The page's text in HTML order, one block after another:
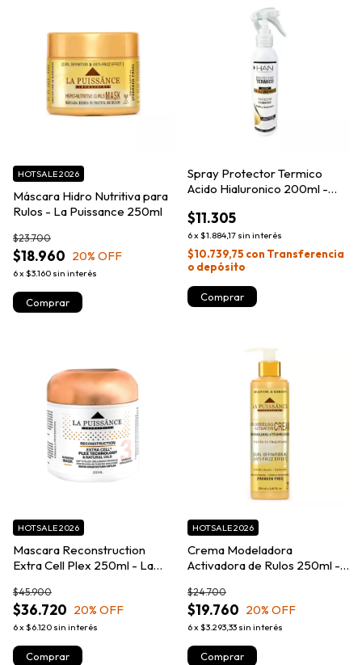
Máscara Hidro Nutritiva para
Rulos - La Puissance 250ml
$18.960
$23.700
20% OFF
6x $3.160 sin interés
HOTSALE 2026
Spray Protector Termico
Acido Hialuronico 200ml -
$11.305
6x $1.884,17 sin interés
$10.739,75 con Transferencia
o depósito
Mascara Reconstruction
Extra Cell Plex 250ml - La
$36.720
$45.900
20% OFF
6x $6.120 sin interés
HOTSALE 2026
Crema Modeladora
Activadora de Rulos 250ml -
$19.760
$24.700
20% OFF
6x $3.293,33 sin interés
HOTSALE 2026